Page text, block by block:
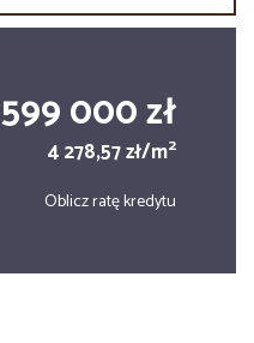
599 000 zł
4 278,57 zł/m2
Oblicz ratę kredytu